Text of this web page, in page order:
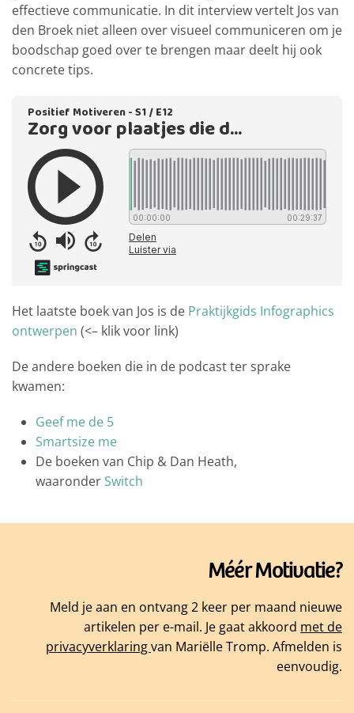
effectieve communicatie. In dit interview vertelt Jos van
den Broek niet alleen over visueel communiceren om je
boodschap goed over te brengen maar deelt hij ook
concrete tips.
Het laatste boek van Jos is de Praktijkgids Infographics
ontwerpen (<– klik voor link)
De andere boeken die in de podcast ter sprake
kwamen:
Geef me de 5
Smartsize me
De boeken van Chip & Dan Heath,
waaronder Switch
Méér Motivatie?
Meld je aan en ontvang 2 keer per maand nieuwe
artikelen per e-mail. Je gaat akkoord met de
privacyverklaringvan Mariëlle Tromp. Afmelden is
eenvoudig.